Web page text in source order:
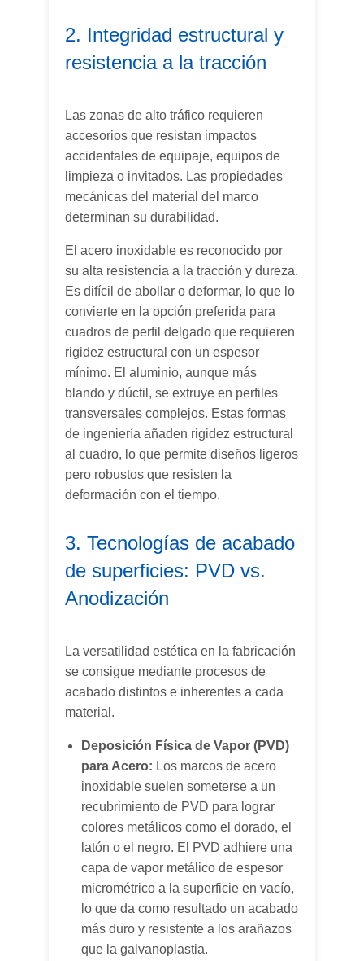
2. Integridad estructural y
resistencia a la tracción
Las zonas de alto tráfico requieren
accesorios que resistan impactos
accidentales de equipaje, equipos de
limpieza o invitados. Las propiedades
mecánicas del material del marco
determinan su durabilidad.
El acero inoxidable es reconocido por
su alta resistencia a la tracción y dureza.
Es difícil de abollar o deformar, lo que lo
convierte en la opción preferida para
cuadros de perfil delgado que requieren
rigidez estructural con un espesor
mínimo. El aluminio, aunque más
blando y dúctil, se extruye en perfiles
transversales complejos. Estas formas
de ingeniería añaden rigidez estructural
al cuadro, lo que permite diseños ligeros
pero robustos que resisten la
deformación con el tiempo.
3. Tecnologías de acabado
de superficies: PVD vs.
Anodización
La versatilidad estética en la fabricación
se consigue mediante procesos de
acabado distintos e inherentes a cada
material.
Deposición Física de Vapor (PVD)
para Acero: Los marcos de acero
inoxidable suelen someterse a un
recubrimiento de PVD para lograr
colores metálicos como el dorado, el
latón o el negro. El PVD adhiere una
capa de vapor metálico de espesor
micrométrico a la superficie en vacío,
lo que da como resultado un acabado
más duro y resistente a los arañazos
que la galvanoplastia.